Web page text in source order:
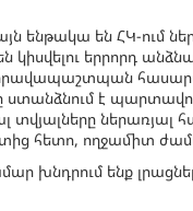
ենթակա են ՀԿ-ում
կիսվելու երրորդ
իրավապաշտպան
ստանձնում է
տվյալները ներառյալ
հետո, ողջամիտ
խնդրում ենք